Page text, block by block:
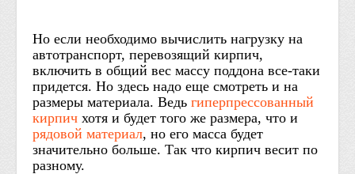
Но если необходимо вычислить нагрузку на
автотранспорт, перевозящий кирпич,
включить в общий вес массу поддона все-таки
придется. Но здесь надо еще смотреть и на
размеры материала. Ведь гиперпрессованный
кирпич хотя и будет того же размера, что и
рядовой материал, но его масса будет
значительно больше. Так что кирпич весит по
разному.